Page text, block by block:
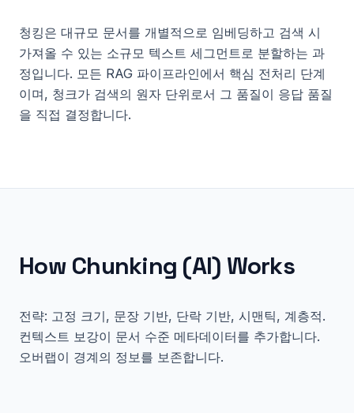
청킹은 대규모 문서를 개별적으로 임베딩하고 검색 시
가져올 수 있는 소규모 텍스트 세그먼트로 분할하는 과
정입니다. 모든 RAG 파이프라인에서 핵심 전처리 단계
이며, 청크가 검색의 원자 단위로서 그 품질이 응답 품질
을 직접 결정합니다.
How Chunking (AI) Works
전략: 고정 크기, 문장 기반, 단락 기반, 시맨틱, 계층적.
컨텍스트 보강이 문서 수준 메타데이터를 추가합니다.
오버랩이 경계의 정보를 보존합니다.